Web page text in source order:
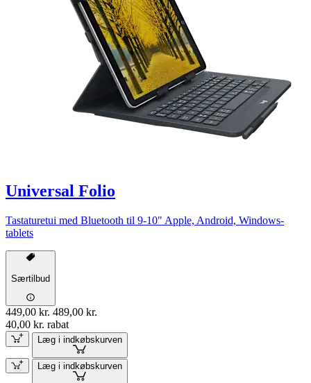
Universal Folio
Tastaturetui med Bluetooth til 9-10" Apple, Android, Windows-
tablets
Særtilbud
449,00 kr. 489,00 kr.
40,00 kr. rabat
Læg i indkøbskurven
Læg i indkøbskurven